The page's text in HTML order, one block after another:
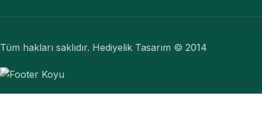
Tüm hakları saklıdır. Hediyelik Tasarım © 2014